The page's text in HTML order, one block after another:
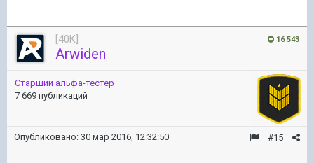
16 543
[40K]
Arwiden
Старший альфа-тестер
7 669 публикаций
#15
Опубликовано: 30 мар 2016, 12:32:50